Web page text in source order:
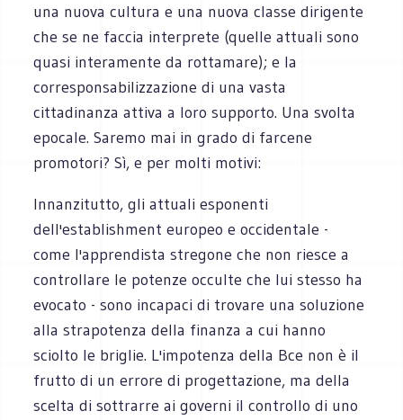
una nuova cultura e una nuova classe dirigente
che se ne faccia interprete (quelle attuali sono
quasi interamente da rottamare); e la
corresponsabilizzazione di una vasta
cittadinanza attiva a loro supporto. Una svolta
epocale. Saremo mai in grado di farcene
promotori? Sì, e per molti motivi:
Innanzitutto, gli attuali esponenti
dell'establishment europeo e occidentale -
come l'apprendista stregone che non riesce a
controllare le potenze occulte che lui stesso ha
evocato - sono incapaci di trovare una soluzione
alla strapotenza della finanza a cui hanno
sciolto le briglie. L'impotenza della Bce non è il
frutto di un errore di progettazione, ma della
scelta di sottrarre ai governi il controllo di uno